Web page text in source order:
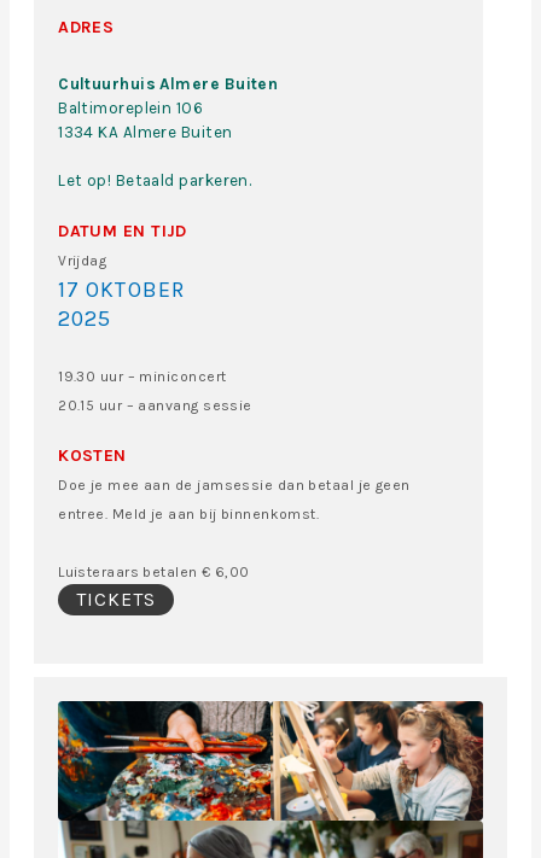
ADRES
Cultuurhuis Almere Buiten
Baltimoreplein 106
1334 KA Almere Buiten
Let op! Betaald parkeren.
DATUM EN TIJD
Vrijdag
17 OKTOBER
2025
19.30 uur – miniconcert
20.15 uur – aanvang sessie
KOSTEN
Doe je mee aan de jamsessie dan betaal je geen
entree. Meld je aan bij binnenkomst.
Luisteraars betalen € 6,00
TICKETS